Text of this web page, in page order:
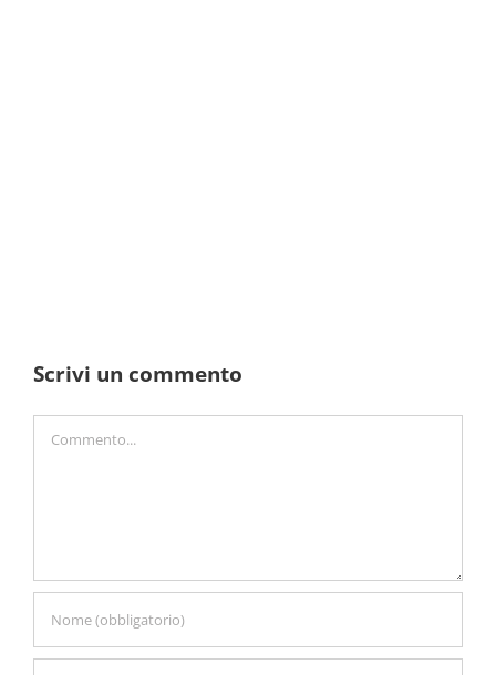
Scrivi un commento
Commento